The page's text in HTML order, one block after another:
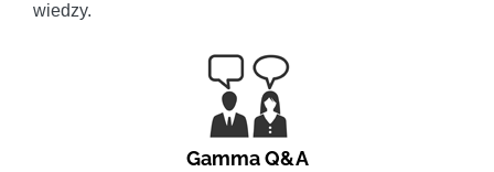
wiedzy.
Gamma Q&A